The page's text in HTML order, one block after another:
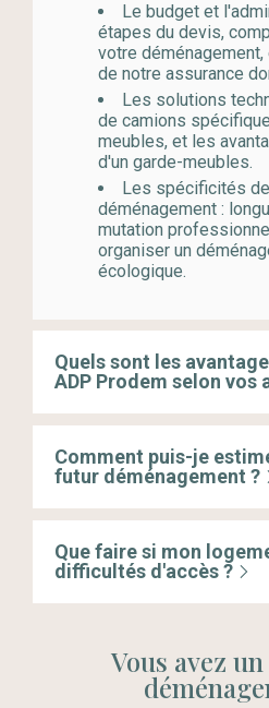
Le budget et
étapes du devis,
votre
de notre assurance
Les solutions
de camions
meubles, et les
d'un garde-meubles.
Les spécificités
déménagement :
mutation
organiser un
écologique.
Quels sont les
ADP Prodem selon vos
Comment puis-je
futur déménagement ?
Que faire si mon
difficultés d'accès ?
Vous avez